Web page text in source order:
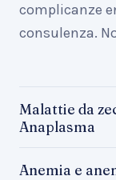
complicanze
consulenza.
Malattie da
Anaplasma
Anemia e